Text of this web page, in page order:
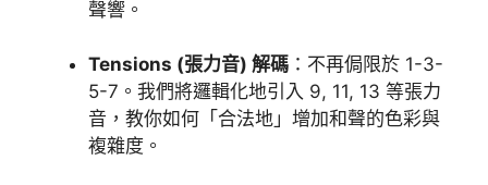
聲響。
Tensions (張力音) 解碼 ：不再侷限於 1-3-
5-7。我們將邏輯化地引入 9, 11, 13 等張力
音，教你如何「合法地」增加和聲的色彩與
複雜度。